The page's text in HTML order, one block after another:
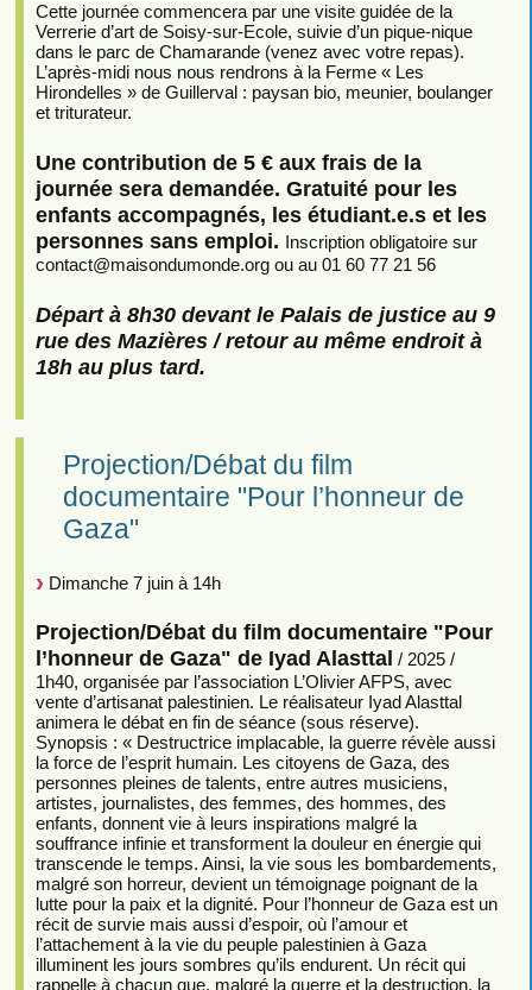
Cette journée commencera par une visite guidée de la
Verrerie d’art de Soisy-sur-Ecole, suivie d’un pique-nique
dans le parc de Chamarande (venez avec votre repas).
L’après-midi nous nous rendrons à la Ferme « Les
Hirondelles » de Guillerval : paysan bio, meunier, boulanger
et triturateur.
Une contribution de 5 € aux frais de la
journée sera demandée. Gratuité pour les
enfants accompagnés, les étudiant.e.s et les
personnes sans emploi. Inscription obligatoire sur
contact@maisondumonde.org ou au 01 60 77 21 56
Départ à 8h30 devant le Palais de justice au 9
rue des Mazières / retour au même endroit à
18h au plus tard.
Projection/Débat du film
documentaire "Pour l’honneur de
Gaza"
Dimanche 7 juin à 14h
Projection/Débat du film documentaire "Pour
l’honneur de Gaza" de Iyad Alasttal / 2025 /
1h40, organisée par l’association L’Olivier AFPS, avec
vente d’artisanat palestinien. Le réalisateur Iyad Alasttal
animera le débat en fin de séance (sous réserve).
Synopsis : « Destructrice implacable, la guerre révèle aussi
la force de l’esprit humain. Les citoyens de Gaza, des
personnes pleines de talents, entre autres musiciens,
artistes, journalistes, des femmes, des hommes, des
enfants, donnent vie à leurs inspirations malgré la
souffrance infinie et transforment la douleur en énergie qui
transcende le temps. Ainsi, la vie sous les bombardements,
malgré son horreur, devient un témoignage poignant de la
lutte pour la paix et la dignité. Pour l’honneur de Gaza est un
récit de survie mais aussi d’espoir, où l’amour et
l’attachement à la vie du peuple palestinien à Gaza
illuminent les jours sombres qu’ils endurent. Un récit qui
rappelle à chacun que, malgré la guerre et la destruction, la